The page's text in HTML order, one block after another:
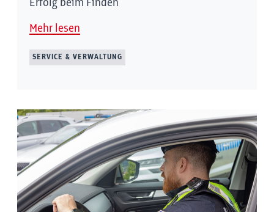
Erfolg beim Finden
Mehr lesen
SERVICE & VERWALTUNG